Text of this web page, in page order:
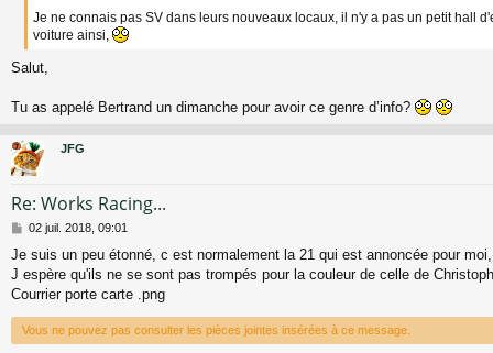
Je ne connais pas SV dans leurs nouveaux locaux, il n'y a pas un petit hall
voiture ainsi,
Salut,
Tu as appelé Bertrand un dimanche pour avoir ce genre d’info?
JFG
Re: Works Racing...
M
s
s
a
e
02 juil. 2018, 09:01
Je suis un peu étonné, c est normalement la 21 qui est annoncée pour moi,
J espère qu'ils ne se sont pas trompés pour la couleur de celle de
Courrier porte carte .png
Vous ne pouvez pas consulter les pièces jointes insérées à ce message.